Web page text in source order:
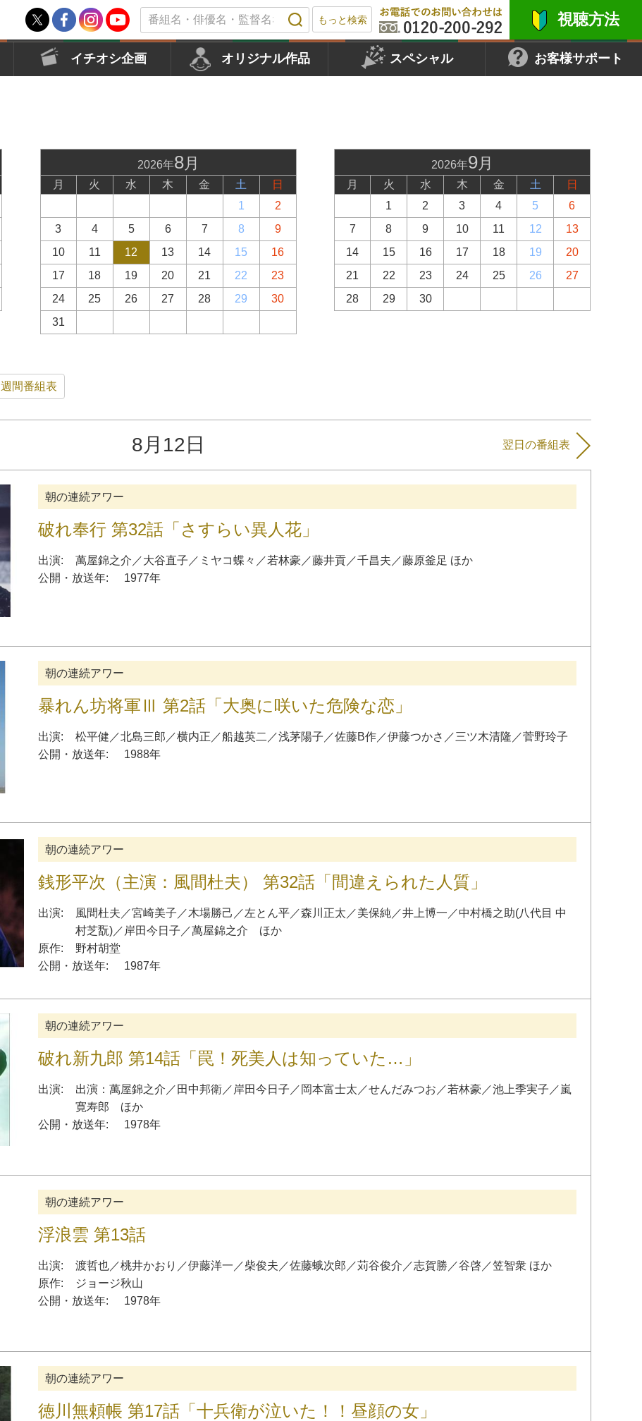
もっと検索 視聴方法
イチオシ企画 オリジナル作品 スペシャル お客様サポート
2026年8月
月 火 水 木 金 土
日
1
2
3
4 5 6 7 8
9
10
11 12 13 14 15
16
17
18 19 20 21 22
23
24
25 26 27 28 29
30
31
2026年9月
月 火 水 木 金 土
日
1
2 3 4 5
6
7
8 9 10 11 12
13
14
15 16 17 18 19
20
21
22 23 24 25 26
27
28
29 30
週間番組表
8月12日 翌日の番組表
朝の連続アワー
破れ奉行 第32話「さすらい異人花」
出演: 萬屋錦之介 ／大谷直子 ／ ミヤコ蝶々 ／若林豪 ／藤井貢 ／千昌夫 ／藤原釜足 ほか
公開・放送年:
1977年
朝の連続アワー
暴れん坊将軍Ⅲ 第2話「大奥に咲いた危険な恋」
出演: 松平健 ／北島三郎 ／横内正 ／船越英二 ／浅茅陽子 ／佐藤B作 ／伊藤つかさ ／三ツ木清隆 ／菅野玲子
公開・放送年:
1988年
朝の連続アワー
銭形平次（主演：風間杜夫） 第32話「間違えられた人質」
出演: 風間杜夫 ／宮崎美子 ／木場勝己 ／左とん平 ／森川正太 ／美保純 ／井上博一 ／中村橋之助(八代目 中
村芝翫) ／ 岸田今日子 ／萬屋錦之介 ほか
原作:
野村胡堂
公開・放送年:
1987年
朝の連続アワー
破れ新九郎 第14話「罠！死美人は知っていた…」
出演: 出演 ：萬屋錦之介 ／ 田中邦衛 ／ 岸田今日子 ／ 岡本富士太 ／せんだみつお ／若林豪 ／池上季実子 ／ 嵐
寛寿郎 ほか
公開・放送年:
1978年
朝の連続アワー
浮浪雲 第13話
出演: 渡哲也 ／桃井かおり ／伊藤洋一 ／柴俊夫 ／佐藤蛾次郎 ／苅谷俊介 ／志賀勝 ／谷啓 ／笠智衆 ほか
原作:
ジョージ秋山
公開・放送年:
1978年
朝の連続アワー
徳川無頼帳 第17話「十兵衛が泣いた！！昼顔の女」